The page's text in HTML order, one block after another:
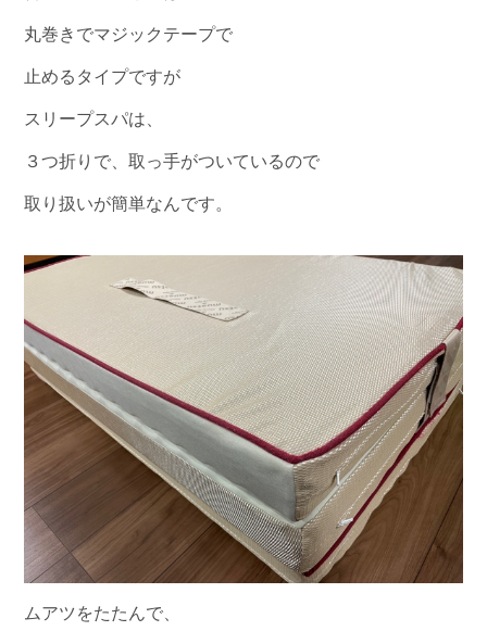
丸巻きでマジックテープで
止めるタイプですが
スリープスパは、
３つ折りで、取っ手がついているので
取り扱いが簡単なんです。
ムアツをたたんで、